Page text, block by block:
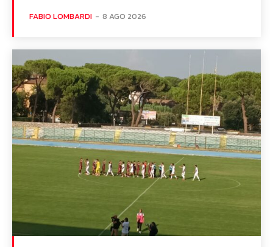
FABIO LOMBARDI - 8 AGO 2026